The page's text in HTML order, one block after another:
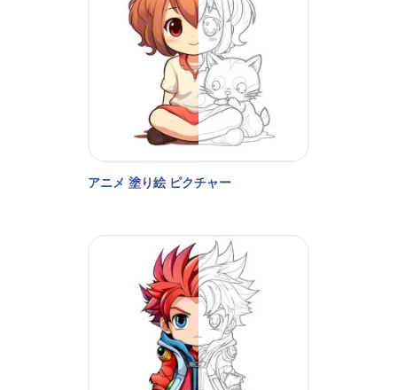
アニメ 塗り絵 ピクチャー